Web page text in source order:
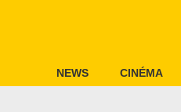
NEWS CINÉMA